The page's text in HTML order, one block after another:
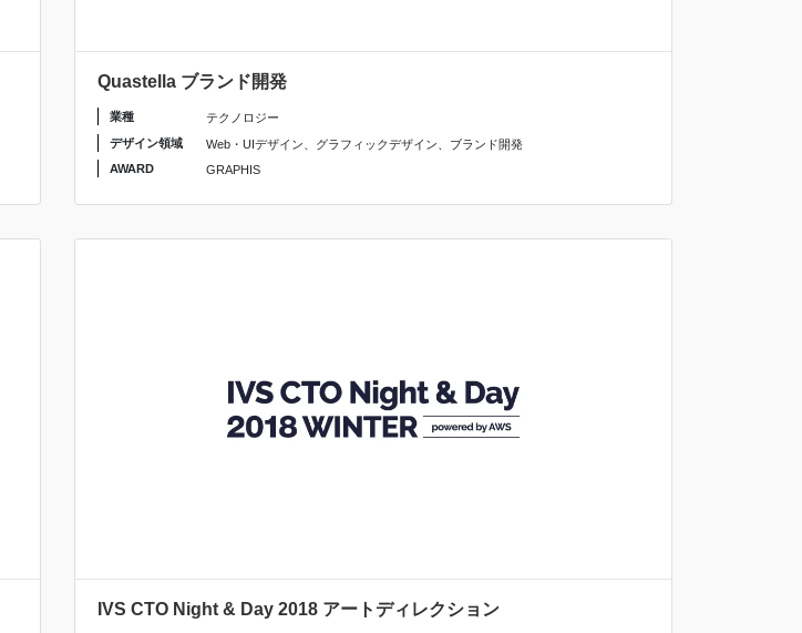
Quastella ブランド開発
業種
テクノロジー
デザイン領域
Web・UIデザイン グラフィックデザイン
ブランド開発
AWARD
GRAPHIS
IVS CTO Night & Day 2018 アートディレクション